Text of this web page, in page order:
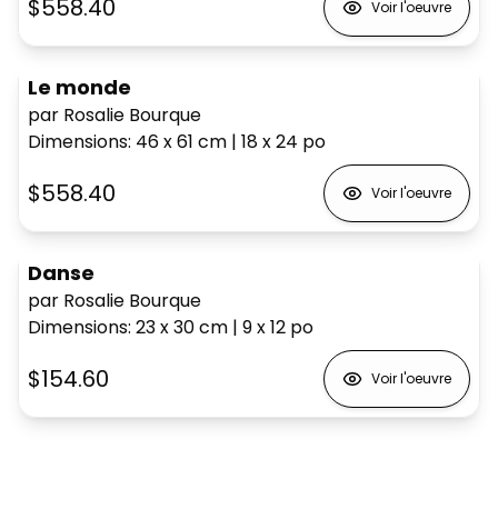
$558.40 Voir l'oeuvre
Le monde
par Rosalie Bourque
Dimensions: 46 x 61 cm | 18 x 24 po
$558.40 Voir l'oeuvre
Danse
par Rosalie Bourque
Dimensions: 23 x 30cm | 9 x 12 po
$154.60 Voir l'oeuvre